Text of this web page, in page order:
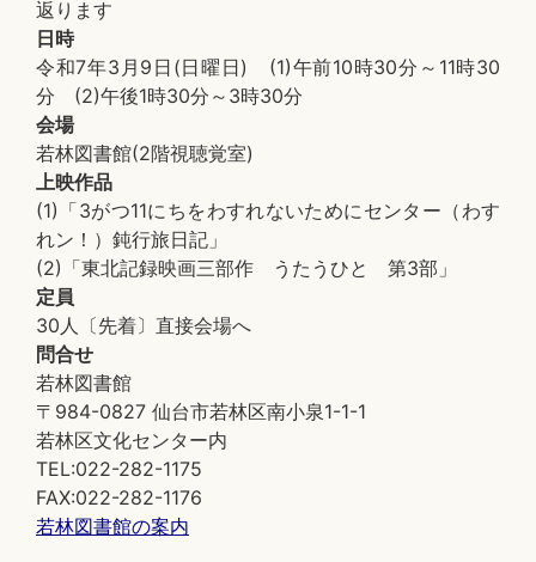
返ります
日時
令和7年3月9日(日曜日) (1)午前10時30分～11時30
分 (2)午後1時30分～3時30分
会場
若林図書館(2階視聴覚室)
上映作品
(1)「3がつ11にちをわすれないためにセンター（わす
れン！）鈍行旅日記」
(2)「東北記録映画三部作 うたうひと 第3部」
定員
30人〔先着〕直接会場へ
問合せ
若林図書館
〒984-0827 仙台市若林区南小泉1-1-1
若林区文化センター内
TEL:022-282-1175
FAX:022-282-1176
若林図書館の案内